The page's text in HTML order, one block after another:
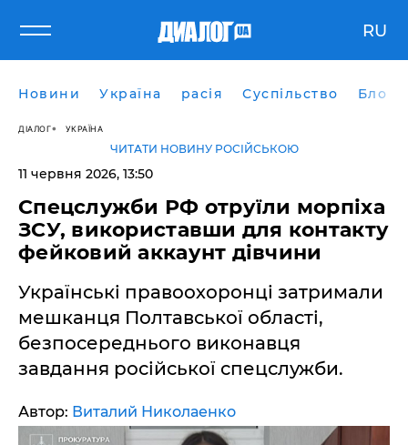
RU
Новини Україна расія Суспільство Блоги
ДІАЛОГ УКРАЇНА
ЧИТАТИ НОВИНУ РОСІЙСЬКОЮ
11 червня 2026, 13:50
Спецслужби РФ отруїли морпіха
ЗСУ, використавши для контакту
фейковий аккаунт дівчини
Українські правоохоронці затримали
мешканця Полтавської області,
безпосереднього виконавця
завдання російської спецслужби.
Автор: Виталий Николаенко